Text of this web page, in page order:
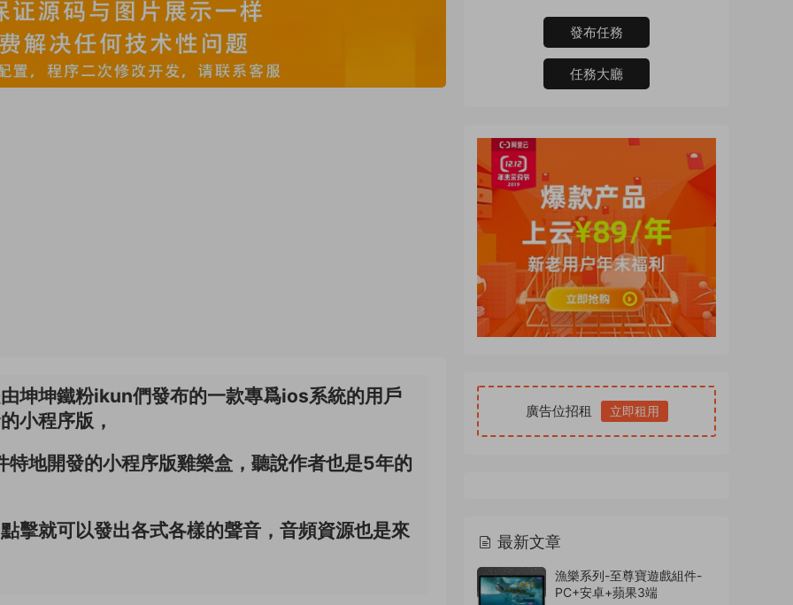
坤坤鐵粉ikun們發布的一款專爲ios系統的用戶
小程序版，
地開發的小程序版雞樂盒，聽說作者也是5年的
擊就可以發出各式各樣的聲音，音頻資源也是來
發布任務
任務大廳
廣告位招租 立即租用
最新文章
漁樂系列-至尊寶遊戲組件-
PC+安卓+蘋果3端